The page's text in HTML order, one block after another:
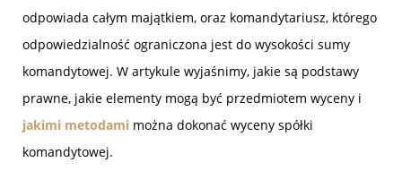
odpowiada całym majątkiem, oraz komandytariusz, którego
odpowiedzialność ograniczona jest do wysokości sumy
komandytowej. W artykule wyjaśnimy, jakie są podstawy
prawne, jakie elementy mogą być przedmiotem wyceny i
jakimi metodami można dokonać wyceny spółki
komandytowej.